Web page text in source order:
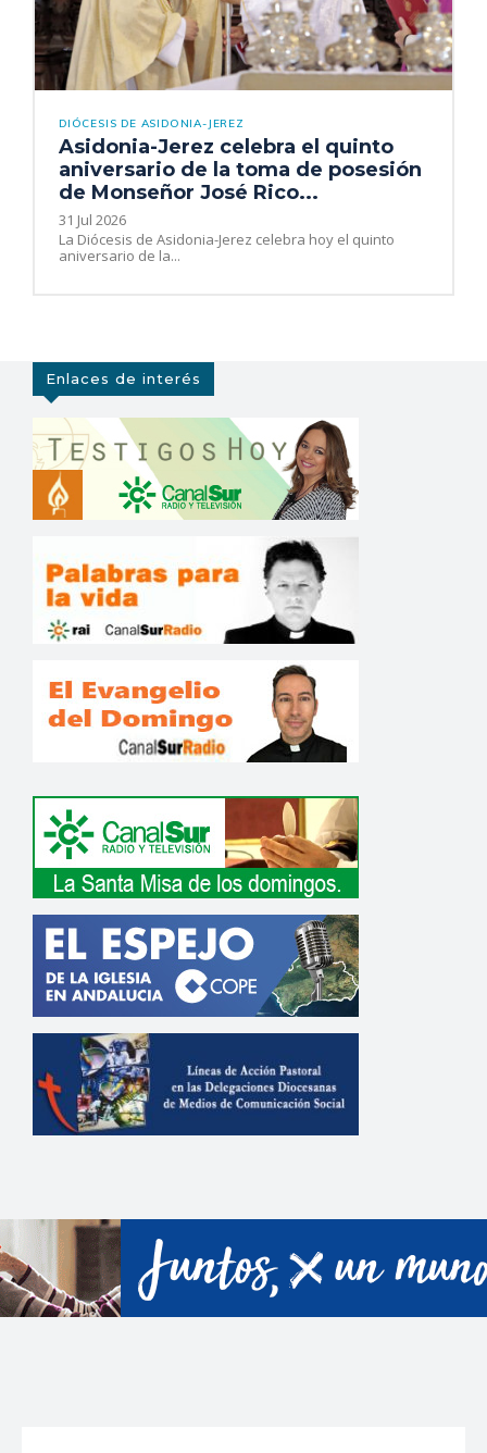
DIÓCESIS DE ASIDONIA-JEREZ
Asidonia-Jerez celebra el quinto
aniversario de la toma de posesión
de Monseñor José Rico...
31 Jul 2026
La Diócesis de Asidonia-Jerez celebra hoy el quinto
aniversario de la...
Enlaces de interés